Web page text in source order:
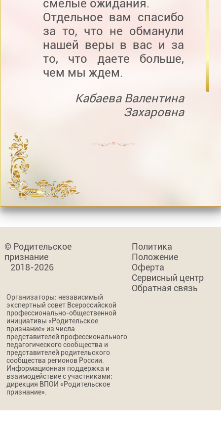
смелые ожидания.
Отдельное вам спасибо
за то, что не обманули
нашей веры в вас и за
то, что даете больше,
чем мы ждем.
Кабаева Валентина
Захаровна
© Родительское
признание
2018-2026
Политика
Положение
Оферта
Сервисный центр
Обратная связь
Организаторы: независимый
экспертный совет Всероссийской
профессионально-общественной
инициативы «Родительское
признание» из числа
представителей профессионального
педагогического сообщества и
представителей родительского
сообщества регионов России.
Информационная поддержка и
взаимодействие с участниками:
дирекция ВПОИ «Родительское
признание».